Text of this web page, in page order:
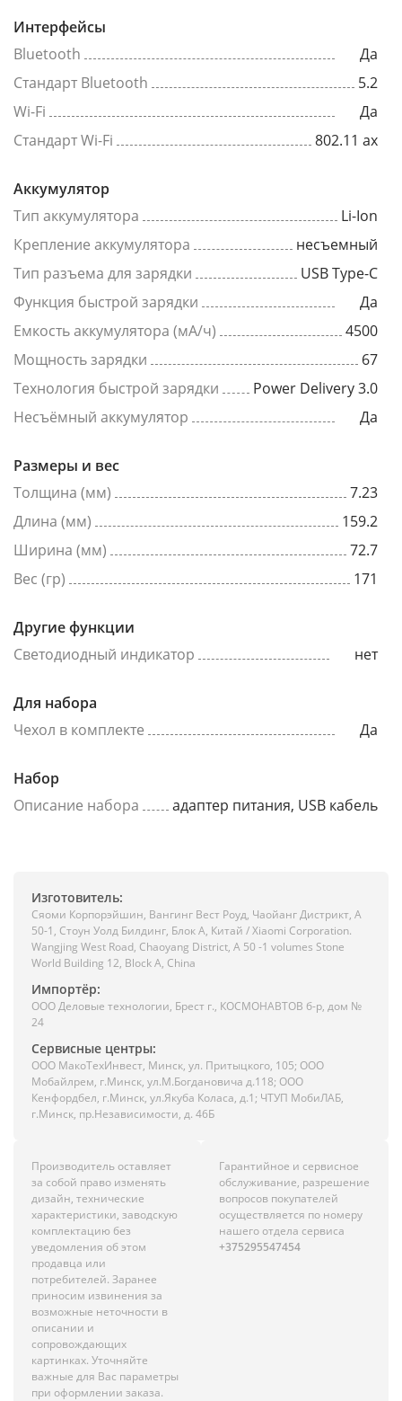
Интерфейсы
Bluetooth
Да
Стандарт Bluetooth
5.2
Wi-Fi
Да
Стандарт Wi-Fi
802.11 ax
Аккумулятор
Тип аккумулятора
Li-Ion
Крепление аккумулятора
несъемный
Тип разъема для зарядки
USB Type-C
Функция быстрой зарядки
Да
Емкость аккумулятора (мА/ч)
4500
Мощность зарядки
67
Технология быстрой зарядки
Power Delivery 3.0
Несъёмный аккумулятор
Да
Размеры и вес
Толщина (мм)
7.23
Длина (мм)
159.2
Ширина (мм)
72.7
Вес (гр)
171
Другие функции
Светодиодный индикатор
нет
Для набора
Чехол в комплекте
Да
Набор
Описание набора
адаптер питания, USB кабель
Изготовитель:
Сяоми Корпорэйшин, Вангинг Вест Роуд, Чаойанг Дистрикт, А
50-1, Стоун Уолд Билдинг, Блок А, Китай / Xiaomi Corporation.
Wangjing West Road, Chaoyang District, A 50 -1 volumes Stone
World Building 12, Block A, China
Импортёр:
ООО Деловые технологии, Брест г., КОСМОНАВТОВ б-р, дом №
24
Сервисные центры:
ООО МакоТехИнвест, Минск, ул. Притыцкого, 105; ООО
Мобайлрем, г.Минск, ул.М.Богдановича д.118; ООО
Кенфордбел, г.Минск, ул.Якуба Коласа, д.1; ЧТУП МобиЛАБ,
г.Минск, пр.Независимости, д. 46Б
Производитель оставляет
за собой право изменять
дизайн, технические
характеристики, заводскую
комплектацию без
уведомления об этом
продавца или
потребителей. Заранее
приносим извинения за
возможные неточности в
описании и
сопровождающих
картинках. Уточняйте
важные для Вас параметры
при оформлении заказа.
Гарантийное и сервисное
обслуживание, разрешение
вопросов покупателей
осуществляется по номеру
нашего отдела сервиса
+375295547454